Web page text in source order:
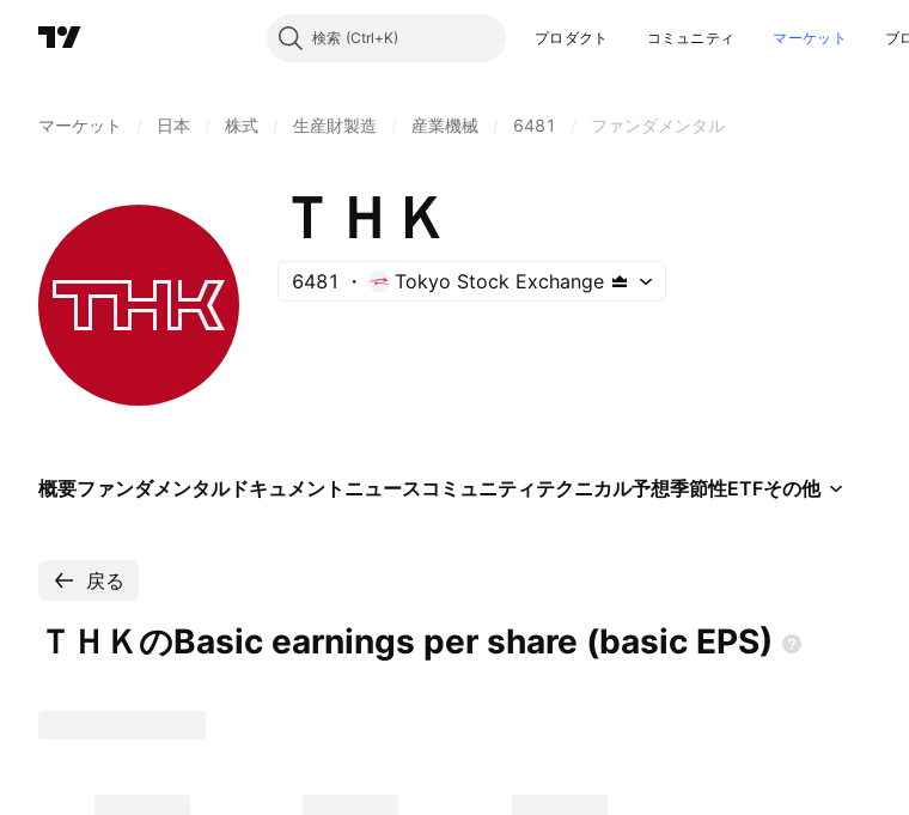
検索 プロダクト コミュニティ マーケット ブ
マーケット 日本 株式 生産財製造 産業機械 6481 ファンダメンタル
ＴＨＫ
6481 Tokyo Stock Exchange
概要ファンダメンタルドキュメント ニュースコミュニティテクニカル予想季節性ETFその他
戻る
ＴＨＫのBasic earnings per share (basic EPS)